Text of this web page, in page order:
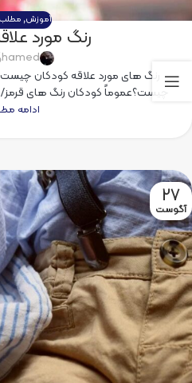
آموزش,
رنگ مورد
hamed
رنگ های مورد علاقه کودکان
چیست؟عموماً کودکان رنگ های
ادامه
27
آگوست